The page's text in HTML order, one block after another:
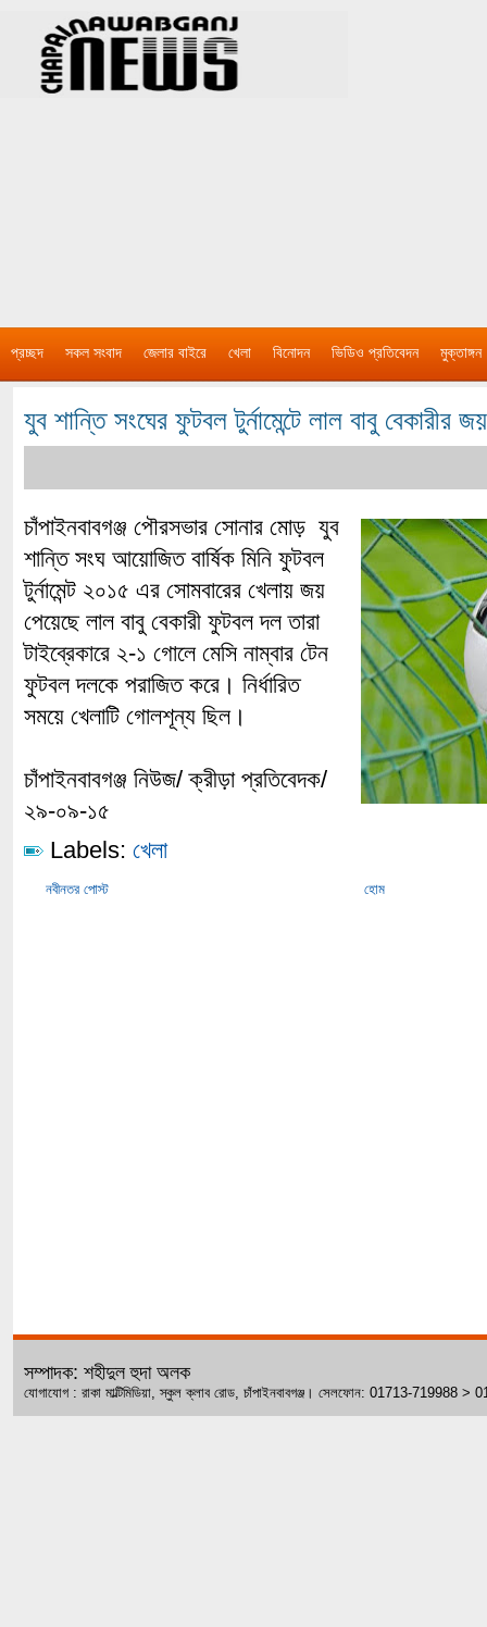
প্রচ্ছদ সকল সংবাদ জেলার বাইরে খেলা বিনোদন ভিডিও প্রতিবেদন মুক্তাঙ্গন
যুব শান্তি সংঘের ফুটবল টুর্নামেন্টে লাল বাবু বেকারীর জয়
চাঁপাইনবাবগঞ্জ পৌরসভার সোনার মোড় যুব
শান্তি সংঘ আয়োজিত বার্ষিক মিনি ফুটবল
টুর্নামেন্ট ২০১৫ এর সোমবারের খেলায় জয়
পেয়েছে লাল বাবু বেকারী ফুটবল দল তারা
টাইব্রেকারে ২-১ গোলে মেসি নাম্বার টেন
ফুটবল দলকে পরাজিত করে। নির্ধারিত
সময়ে খেলাটি গোলশূন্য ছিল।
চাঁপাইনবাবগঞ্জ নিউজ/ ক্রীড়া প্রতিবেদক/
২৯-০৯-১৫
Labels: খেলা
নবীনতর পোস্ট হোম
সম্পাদক: শহীদুল হুদা অলক
যোগাযোগ : রাকা মাল্টিমিডিয়া, স্কুল ক্লাব রোড, চাঁপাইনবাবগঞ্জ। সেলফোন: 01713-